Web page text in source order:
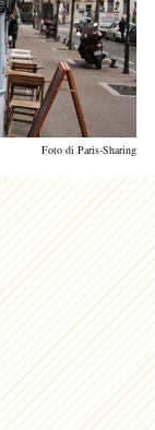
Foto di Paris-Sharing